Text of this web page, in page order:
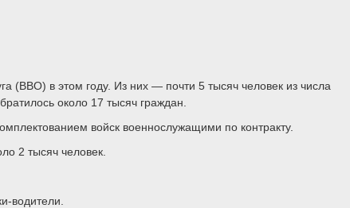
(ВВО) в этом году. Из них — почти 5 тысяч человек из числа
около 17 тысяч граждан.
войск военнослужащими по контракту.
2 тысяч человек.
водители.